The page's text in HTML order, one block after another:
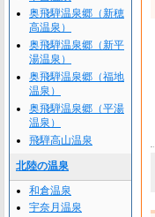
奥飛騨温泉郷（新穂
高温泉）
奥飛騨温泉郷（新平
湯温泉）
奥飛騨温泉郷（福地
温泉）
奥飛騨温泉郷（平湯
温泉）
飛騨高山温泉
北陸の温泉
和倉温泉
宇奈月温泉